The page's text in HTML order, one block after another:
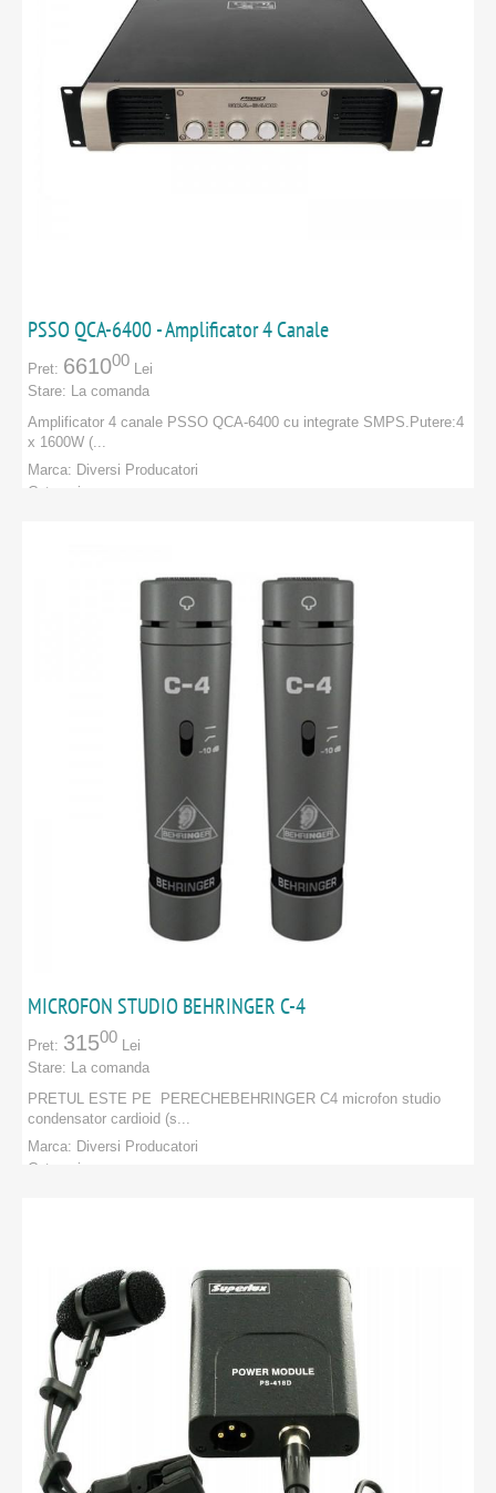
PSSO QCA-6400 - Amplificator 4 Canale
Pret: 661000 Lei
Stare: La comanda
Amplificator 4 canale PSSO QCA-6400 cu integrate SMPS. Putere:4
x 1600W (...
Marca: Diversi Producatori
Categorie:
MICROFON STUDIO BEHRINGER C-4
Pret: 31500 Lei
Stare: La comanda
PRETUL ESTE PE PERECHEBEHRINGER C4 microfon studio
condensator cardioid (s...
Marca: Diversi Producatori
Categorie: